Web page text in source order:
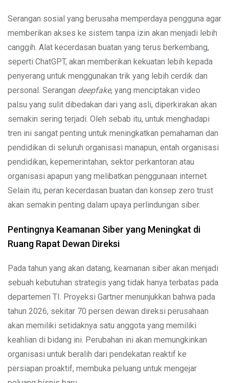
Serangan sosial yang berusaha memperdaya pengguna agar
memberikan akses ke sistem tanpa izin akan menjadi lebih
canggih. Alat kecerdasan buatan yang terus berkembang,
seperti ChatGPT, akan memberikan kekuatan lebih kepada
penyerang untuk menggunakan trik yang lebih cerdik dan
personal. Serangan deepfake, yang menciptakan video
palsu yang sulit dibedakan dari yang asli, diperkirakan akan
semakin sering terjadi. Oleh sebab itu, untuk menghadapi
tren ini sangat penting untuk meningkatkan pemahaman dan
pendidikan di seluruh organisasi manapun, entah organisasi
pendidikan, kepemerintahan, sektor perkantoran atau
organisasi apapun yang melibatkan penggunaan internet.
Selain itu, peran kecerdasan buatan dan konsep zero trust
akan semakin penting dalam upaya perlindungan siber.
Pentingnya Keamanan Siber yang Meningkat di
Ruang Rapat Dewan Direksi
Pada tahun yang akan datang, keamanan siber akan menjadi
sebuah kebutuhan strategis yang tidak hanya terbatas pada
departemen TI. Proyeksi Gartner menunjukkan bahwa pada
tahun 2026, sekitar 70 persen dewan direksi perusahaan
akan memiliki setidaknya satu anggota yang memiliki
keahlian di bidang ini. Perubahan ini akan memungkinkan
organisasi untuk beralih dari pendekatan reaktif ke
persiapan proaktif, membuka peluang untuk mengejar